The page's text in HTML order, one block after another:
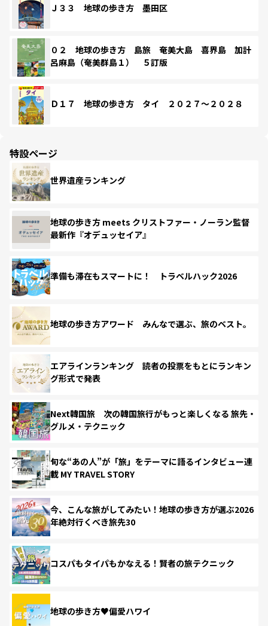
Ｊ３３ 地球の歩き方 墨田区
０２ 地球の歩き方 島旅 奄美大島 喜界島 加計
呂麻島（奄美群島１） ５訂版
Ｄ１７ 地球の歩き方 タイ ２０２７～２０２８
特設ページ
世界遺産ランキング
地球の歩き方 meets クリストファー・ノーラン監督
最新作『オデュッセイア』
準備も滞在もスマートに！ トラベルハック2026
地球の歩き方アワード みんなで選ぶ、旅のベスト。
エアラインランキング 読者の投票をもとにランキン
グ形式で発表
Next韓国旅 次の韓国旅行がもっと楽しくなる 旅先・
グルメ・テクニック
旬な“あの人”が「旅」をテーマに語るインタビュー連
載 MY TRAVEL STORY
今、こんな旅がしてみたい！地球の歩き方が選ぶ2026
年絶対行くべき旅先30
コスパもタイパもかなえる！賢者の旅テクニック
地球の歩き方♥偏愛ハワイ